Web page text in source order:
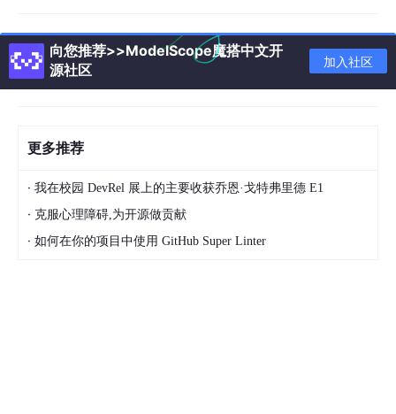
向您推荐>>ModelScope魔搭中文开
源社区
加入社区
更多推荐
· 我在校园 DevRel 展上的主要收获乔恩·戈特弗里德 E1
· 克服心理障碍,为开源做贡献
· 如何在你的项目中使用 GitHub Super Linter